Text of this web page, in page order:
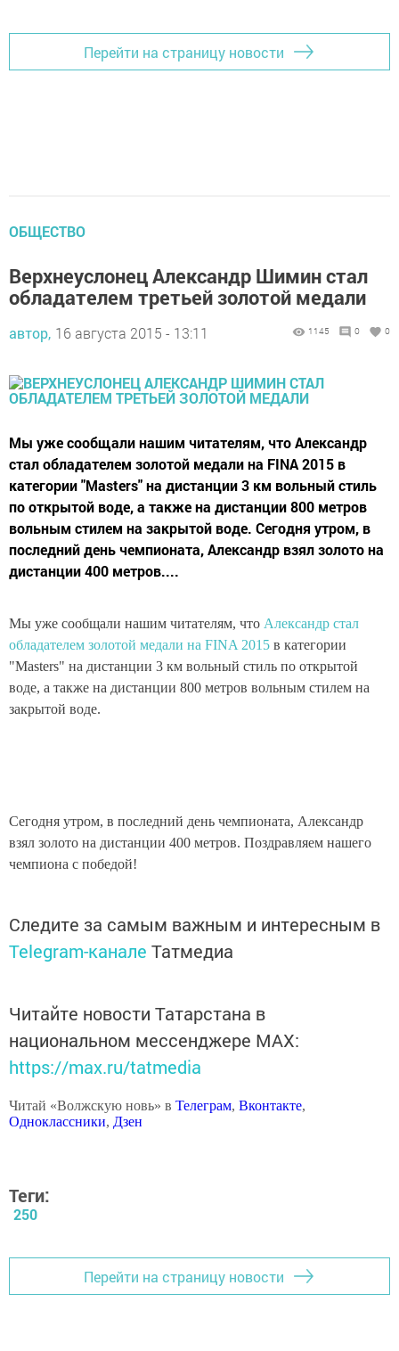
Перейти на страницу новости
ОБЩЕСТВО
Верхнеуслонец Александр Шимин стал
обладателем третьей золотой медали
автор, 16 августа 2015 - 13:11 1145 0 0
Мы уже сообщали нашим читателям, что Александр
стал обладателем золотой медали на FINA 2015 в
категории "Masters" на дистанции 3 км вольный стиль
по открытой воде, а также на дистанции 800 метров
вольным стилем на закрытой воде. Сегодня утром, в
последний день чемпионата, Александр взял золото на
дистанции 400 метров....
Мы уже сообщали нашим читателям, что Александр стал
обладателем золотой медали на FINA 2015 в категории
"Masters" на дистанции 3 км вольный стиль по открытой
воде, а также на дистанции 800 метров вольным стилем на
закрытой воде.
Сегодня утром, в последний день чемпионата, Александр
взял золото на дистанции 400 метров. Поздравляем нашего
чемпиона с победой!
Следите за самым важным и интересным в
Telegram-канале Татмедиа
Читайте новости Татарстана в
национальном мессенджере MАХ:
https://max.ru/tatmedia
Читай «Волжскую новь» в Телеграм, Вконтакте,
Одноклассники, Дзен
Теги:
250
Перейти на страницу новости